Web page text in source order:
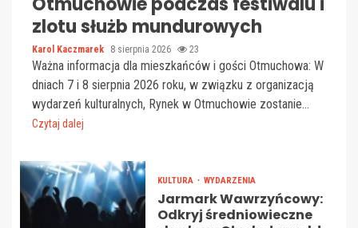
zlotu służb mundurowych
Karol Kaczmarek 8 sierpnia 2026 23
Ważna informacja dla mieszkańców i gości Otmuchowa: W
dniach 7 i 8 sierpnia 2026 roku, w związku z organizacją
wydarzeń kulturalnych, Rynek w Otmuchowie zostanie...
Czytaj dalej
KULTURA WYDARZENIA
Jarmark Wawrzyńcowy:
Odkryj średniowieczne